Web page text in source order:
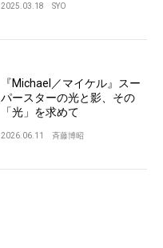
2025.03.18 SYO
『Michael／マイケル』スー
パースターの光と影、その
「光」を求めて
2026.06.11 斉藤博昭